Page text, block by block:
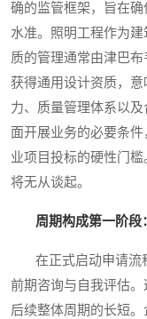
确的监管框架，旨在
水准。照明工程作为
质的管理通常由津巴布
获得通用设计资质，
力、质量管理体系以
面开展业务的必要条
业项目投标的硬性门
将无从谈起。
周期构成第一阶段
在正式启动申请流
前期咨询与自我评估
后续整体周期的长短